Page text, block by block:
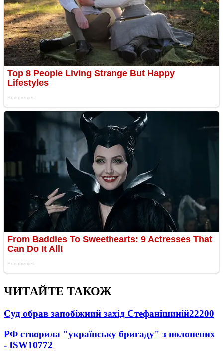
ЧИТАЙТЕ ТАКОЖ
Суд обрав запобіжний захід Стефанішиній22200
РФ створила "українську бригаду" з полонених
- ISW10772